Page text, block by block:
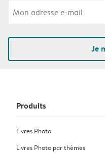
Je
Produits
Livres Photo
Livres Photo par thèmes